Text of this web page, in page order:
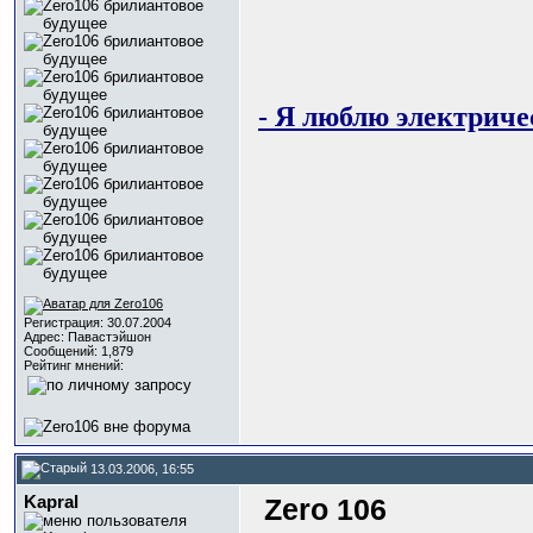
Регистрация: 30.07.2004
Адрес: Павастэйшон
Сообщений: 1,879
Рейтинг мнений:
- Я люблю
13.03.2006, 16:55
Kapral
Zero 106